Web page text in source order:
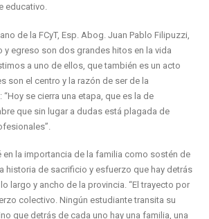
educativo.
de la FCyT, Esp. Abog. Juan Pablo Filipuzzi,
y egreso son dos grandes hitos en la vida
a uno de ellos, que también es un acto
son el centro y la razón de ser de la
se cierra una etapa, que es la de
que sin lugar a dudas está plagada de
la importancia de la familia como sostén de
historia de sacrificio y esfuerzo que hay detrás
largo y ancho de la provincia. “El trayecto por
colectivo. Ningún estudiante transita su
que detrás de cada uno hay una familia, una